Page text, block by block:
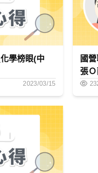
學榜眼(中
2023/03/15
國
張